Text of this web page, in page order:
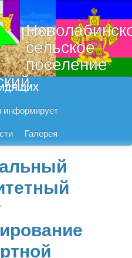
сельское
поселение
информирует
Галерея